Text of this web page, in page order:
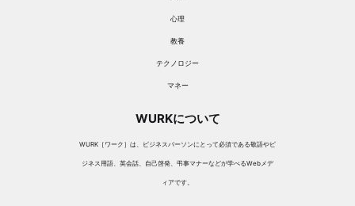
心理
教養
テクノロジー
マネー
WURKについて
WURK［ワーク］は、ビジネスパーソンにとって必須である敬語やビ
ジネス用語、英会話、自己啓発、弔事マナーなどが学べるWebメデ
ィアです。